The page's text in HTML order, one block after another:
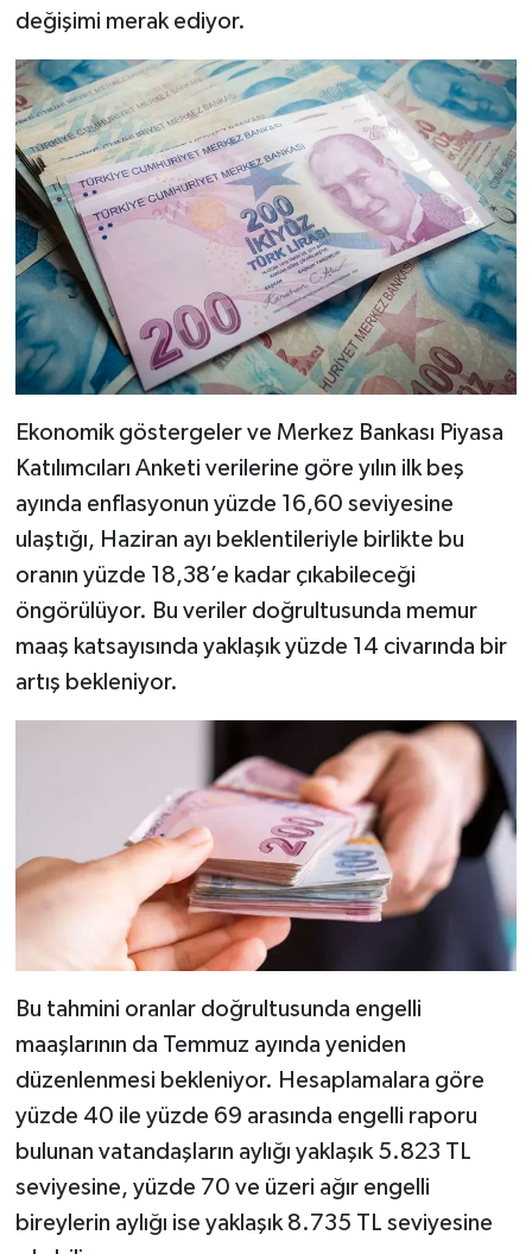
değişimi merak ediyor.
Ekonomik göstergeler ve Merkez Bankası Piyasa
Katılımcıları Anketi verilerine göre yılın ilk beş
ayında enflasyonun yüzde 16,60 seviyesine
ulaştığı, Haziran ayı beklentileriyle birlikte bu
oranın yüzde 18,38’e kadar çıkabileceği
öngörülüyor. Bu veriler doğrultusunda memur
maaş katsayısında yaklaşık yüzde 14 civarında bir
artış bekleniyor.
Bu tahmini oranlar doğrultusunda engelli
maaşlarının da Temmuz ayında yeniden
düzenlenmesi bekleniyor. Hesaplamalara göre
yüzde 40 ile yüzde 69 arasında engelli raporu
bulunan vatandaşların aylığı yaklaşık 5.823 TL
seviyesine, yüzde 70 ve üzeri ağır engelli
bireylerin aylığı ise yaklaşık 8.735 TL seviyesine